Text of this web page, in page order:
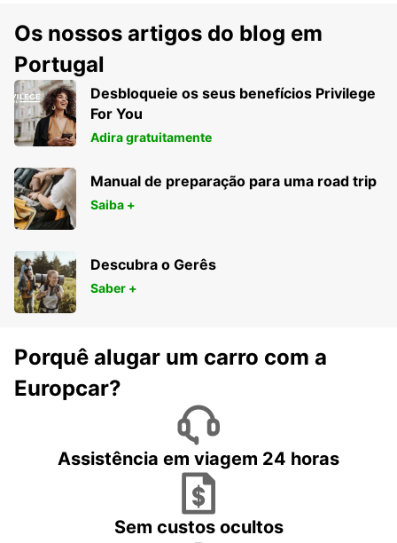
Os nossos artigos do blog em
Portugal
Desbloqueie os seus benefícios Privilege
For You
Adira gratuitamente
Manual de preparação para uma road trip
Saiba +
Descubra o Gerês
Saber +
Porquê alugar um carro com a
Europcar?
Assistência em viagem 24 horas
Sem custos ocultos